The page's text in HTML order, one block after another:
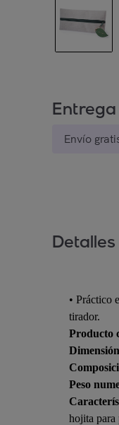
Entrega
Envío
• Práctico
tirador.
Producto
Dimensión
Peso
hojita para